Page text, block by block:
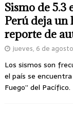
Sismo de 5.3
Perú deja un
reporte de
jueves, 6 de
Los sismos son
el país se
Fuego” del Pacífico.